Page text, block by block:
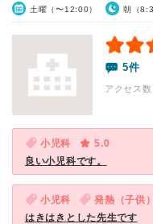
土曜（〜12:00） 朝（
5件
アクセス
小児科
5.0
良い小児科です。
小児科 発熱（子供）
はきはきとした先生です